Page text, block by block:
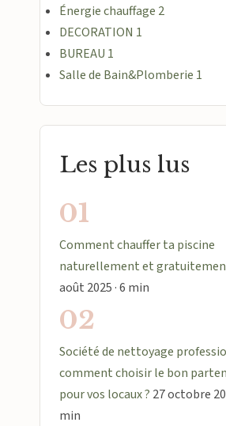
Énergie chauffage 2
DECORATION 1
BUREAU 1
Salle de Bain&Plomberie 1
Les plus lus
01
Comment chauffer ta piscine
naturellement et
août 2025 · 6 min
02
Société de nettoyage
comment choisir le bon
pour vos locaux ? 27 octobre
min